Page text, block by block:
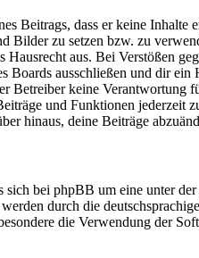
Beitrags, dass er keine Inhalte
Bilder zu setzen bzw. zu
Hausrecht aus. Bei Verstößen
Boards ausschließen und dir ein
Betreiber keine Verantwortung
und Funktionen jederzeit
hinaus, deine Beiträge
sich bei phpBB um eine unter der
durch die
die Verwendung der